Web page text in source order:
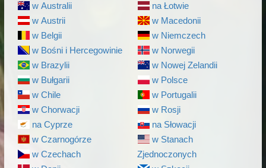
w Australii
w Austrii
w Belgii
w Bośni i Hercegowinie
w Brazylii
w Bułgarii
w Chile
w Chorwacji
na Cyprze
w Czarnogórze
w Czechach
na Łotwie
w Macedonii
w Niemczech
w Norwegii
w Nowej Zelandii
w Polsce
w Portugalii
w Rosji
na Słowacji
w Stanach
Zjednoczonych